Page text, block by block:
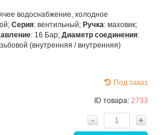
водоснабжение, холодное
Серия: вентильный; Ручка: маховик;
: 16 Бар; Диаметр соединения:
(внутренняя / внутренняя)
Под заказ
ID товара: 2733
- +